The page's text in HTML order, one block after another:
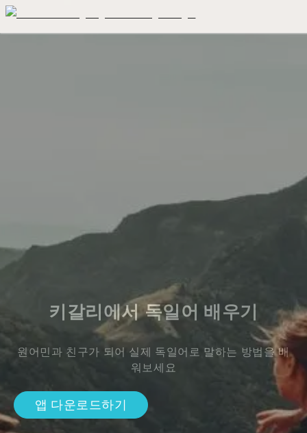
키갈리에서 독일어 배우기
원어민과 친구가 되어 실제 독일어로 말하는 방법을 배
워보세요
앱 다운로드하기